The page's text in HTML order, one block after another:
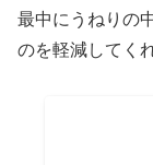
最中にうねりの
のを軽減してく